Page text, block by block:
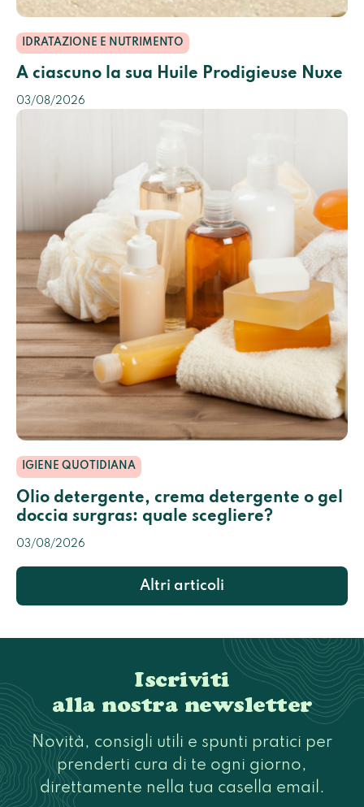
IDRATAZIONE E NUTRIMENTO
A ciascuno la sua Huile Prodigieuse Nuxe
03/08/2026
IGIENE QUOTIDIANA
Olio detergente, crema detergente o gel
doccia surgras: quale scegliere?
03/08/2026
Altri articoli
Iscriviti
alla nostra newsletter
Novità, consigli utili e spunti pratici per
prenderti cura di te ogni giorno,
direttamente nella tua casella email.